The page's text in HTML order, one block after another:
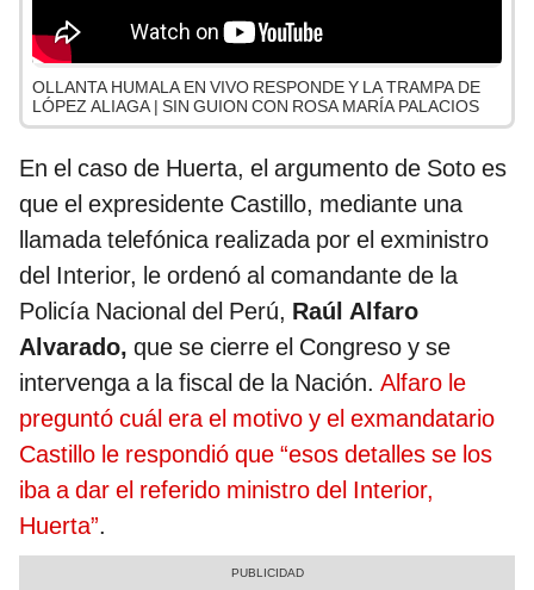
OLLANTA HUMALA EN VIVO RESPONDE Y LA TRAMPA DE
LÓPEZ ALIAGA | SIN GUION CON ROSA MARÍA PALACIOS
En el caso de Huerta, el argumento de Soto es
que el expresidente Castillo, mediante una
llamada telefónica realizada por el exministro
del Interior, le ordenó al comandante de la
Policía Nacional del Perú, Raúl Alfaro
Alvarado, que se cierre el Congreso y se
intervenga a la fiscal de la Nación. Alfaro le
preguntó cuál era el motivo y el exmandatario
Castillo le respondió que “esos detalles se los
iba a dar el referido ministro del Interior,
Huerta”.